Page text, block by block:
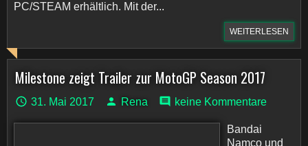
PC/STEAM erhältlich. Mit der...
WEITERLESEN
Milestone zeigt Trailer zur MotoGP Season 2017
31. Mai 2017 Rena keine Kommentare
Bandai
Namco und